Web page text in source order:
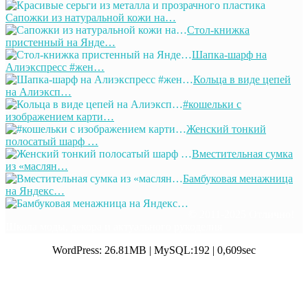
Сапожки из натуральной кожи на…
Стол-книжка
пристенный на Янде…
Шапка-шарф на
Алиэкспресс #жен…
Кольца в виде цепей
на Алиэксп…
#кошельки с
изображением карти…
Женский тонкий
полосатый шарф …
Вместительная сумка
из «маслян…
Бамбуковая менажница
на Яндекс…
WordPress: 26.81MB | MySQL:192 | 0,609sec